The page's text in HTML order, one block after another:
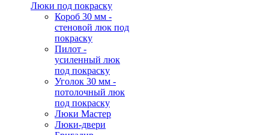
Люки под покраску
Короб 30 мм -
стеновой люк под
покраску
Пилот -
усиленный люк
под покраску
Уголок 30 мм -
потолочный люк
под покраску
Люки Мастер
Люки-двери